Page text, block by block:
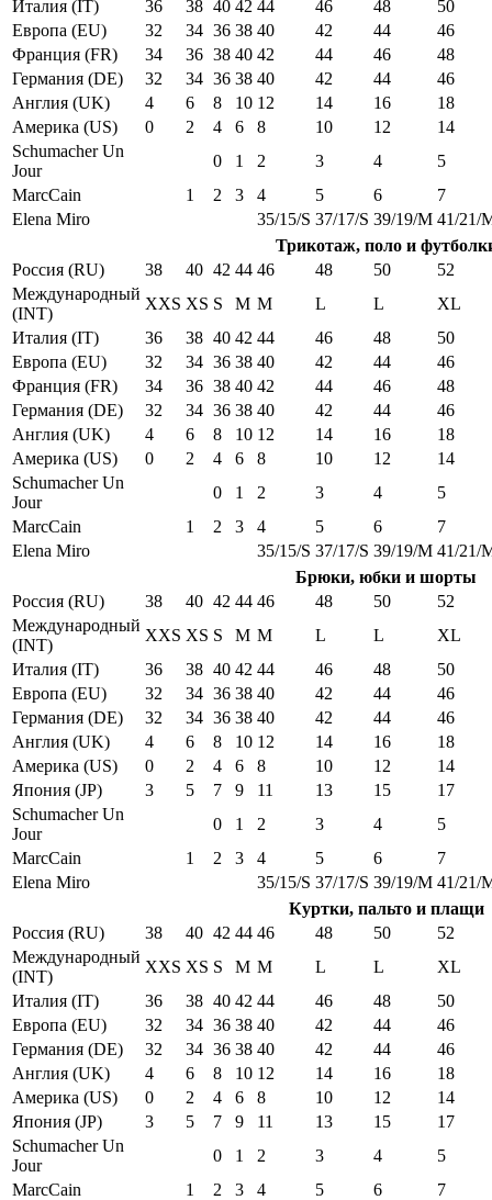
Италия (IT) 36 38 40 42 44 46 48
50
Европа (EU)
32 34 36 38 40 42 44
46
Франция (FR)
34 36 38 40 42 44 46
48
Германия (DE)
32 34 36 38 40 42 44
46
Англия (UK)
4 6 8 10 12 14 16
18
Америка (US)
0 2 4 6 8 10 12
14
Schumacher Un
Jour
0 1 2 3 4
5
MarcCain
1 2 3 4 5 6
7
Elena Miro
35/15/S 37/17/S 39/19/M 41/21/
Трикотаж, поло и
Россия (RU)
38 40 42 44 46 48 50
52
Международный
(INT)
XXS XS S M M L L
XL
Италия (IT)
36 38 40 42 44 46 48
50
Европа (EU)
32 34 36 38 40 42 44
46
Франция (FR)
34 36 38 40 42 44 46
48
Германия (DE)
32 34 36 38 40 42 44
46
Англия (UK)
4 6 8 10 12 14 16
18
Америка (US)
0 2 4 6 8 10 12
14
Schumacher Un
Jour
0 1 2 3 4
5
MarcCain
1 2 3 4 5 6
7
Elena Miro
35/15/S 37/17/S 39/19/M 41/21/
Брюки, юбки и шорты
Россия (RU)
38 40 42 44 46 48 50
52
Международный
(INT)
XXS XS S M M L L
XL
Италия (IT)
36 38 40 42 44 46 48
50
Европа (EU)
32 34 36 38 40 42 44
46
Германия (DE)
32 34 36 38 40 42 44
46
Англия (UK)
4 6 8 10 12 14 16
18
Америка (US)
0 2 4 6 8 10 12
14
Япония (JP)
3 5 7 9 11 13 15
17
Schumacher Un
Jour
0 1 2 3 4
5
MarcCain
1 2 3 4 5 6
7
Elena Miro
35/15/S 37/17/S 39/19/M 41/21/
Куртки, пальто и плащи
Россия (RU)
38 40 42 44 46 48 50
52
Международный
(INT)
XXS XS S M M L L
XL
Италия (IT)
36 38 40 42 44 46 48
50
Европа (EU)
32 34 36 38 40 42 44
46
Германия (DE)
32 34 36 38 40 42 44
46
Англия (UK)
4 6 8 10 12 14 16
18
Америка (US)
0 2 4 6 8 10 12
14
Япония (JP)
3 5 7 9 11 13 15
17
Schumacher Un
Jour
0 1 2 3 4
5
MarcCain
1 2 3 4 5 6
7